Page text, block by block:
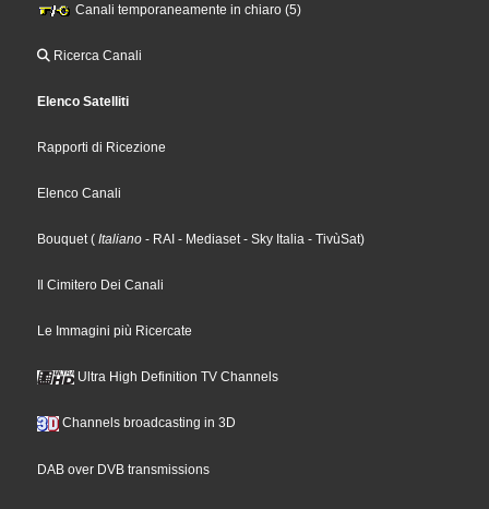
Canali temporaneamente in chiaro (5)
Ricerca Canali
Elenco Satelliti
Rapporti di Ricezione
Elenco Canali
Bouquet ( Italiano - RAI - Mediaset - Sky Italia - TivùSat)
Il Cimitero Dei Canali
Le Immagini più Ricercate
Ultra High Definition TV Channels
Channels broadcasting in 3D
DAB over DVB transmissions